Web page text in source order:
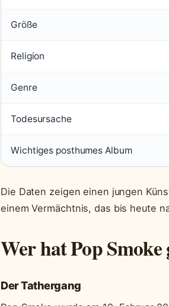
Größe
Religion
Genre
Todesursache
Wichtiges posthumes Album
Die Daten zeigen einen jungen
einem Vermächtnis, das bis heute
Wer hat Pop Smoke
Der Tathergang